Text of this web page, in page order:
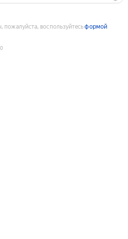
пожалуйста, воспользуйтесьформой